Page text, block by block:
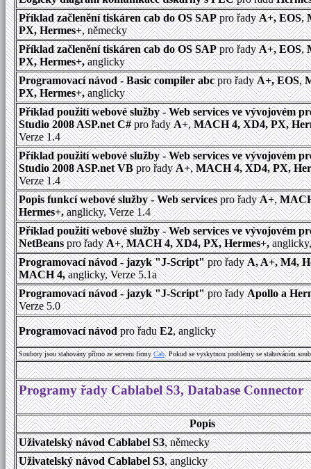
Příklad začlenění tiskáren cab do OS SAPpro řadyA+, EOS,
PX, Hermes+, německy
Příklad začlenění tiskáren cab do OS SAPpro řadyA+, EOS,
PX, Hermes+,anglicky
Programovací návod - Basic compiler abcpro řadyA+, EOS,
PX, Hermes+,anglicky
Příklad použití webové služby - Web services ve vývojovém
Studio 2008 ASP.net C#pro řadyA+,MACH 4, XD4, PX,
Verze 1.4
Příklad použití webové služby - Web services ve vývojovém
Studio 2008 ASP.net VBpro řadyA+,MACH 4, XD4, PX,
Verze 1.4
Popis funkcí webové služby - Web servicespro řadyA+,
Hermes+,anglicky, Verze 1.4
Příklad použití webové služby - Web services ve vývojovém
NetBeanspro řadyA+,MACH 4, XD4, PX, Hermes+,
Programovací návod - jazyk "J-Script"pro řadyA, A+, M4,
MACH 4,anglicky, Verze 5.1a
Programovací návod - jazyk "J-Script"pro řadyApollo a
Verze 5.0
Programovací návodpro řaduE2, anglicky
Soubory jsou stahovány přímo ze serveru firmyCab. Pokud se vyskytnou problémy se stahováním
Programy řady Cablabel S3, Database Connector
Popis
Uživatelský návod Cablabel S3, německy
Uživatelský návod Cablabel S3, anglicky